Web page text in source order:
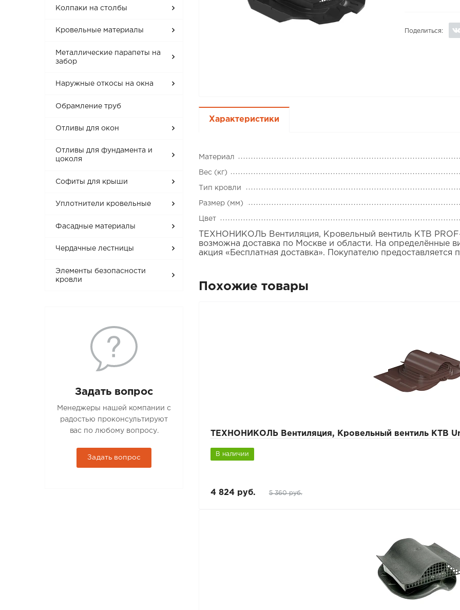
Колпаки на столбы
Кровельные материалы
Металлические парапеты на
забор
Наружные откосы на окна
Обрамление труб
Отливы для окон
Отливы для фундамента и
цоколя
Софиты для крыши
Уплотнители кровельные
Фасадные материалы
Чердачные лестницы
Элементы безопасности
кровли
Задать вопрос
Менеджеры нашей компании с
радостью проконсультируют
вас по любому вопросу.
Задать вопрос
Поделиться:
Характеристики
Материал
Вес (кг)
Тип кровли
Размер (мм)
Цвет
ТЕХНОНИКОЛЬ Вентиляция, Кровельный вентиль КТВ
возможна доставка по Москве и области. На определённые
акция «Бесплатная доставка». Покупателю предоставляется
Похожие товары
ТЕХНОНИКОЛЬ Вентиляция, Кровельный вентиль КТВ
В наличии
4 824 руб. 5 360 руб.